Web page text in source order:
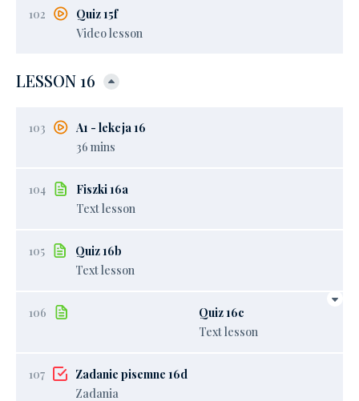
102
Quiz 15f
Video lesson
LESSON 16
103
A1 - lekcja 16
36 mins
104
Fiszki 16a
Text lesson
105
Quiz 16b
Text lesson
106
Quiz 16c
Text lesson
107
Zadanie pisemne 16d
Zadania